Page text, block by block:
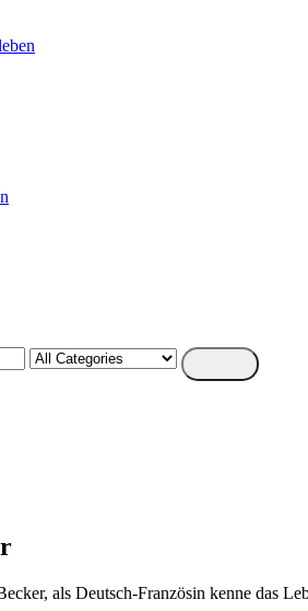
als Deutsch-Französin kenne das